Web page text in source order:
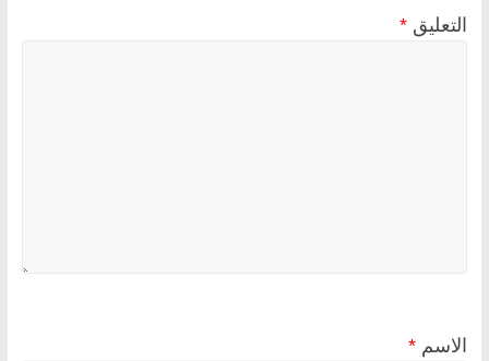
التعليق *
الاسم *